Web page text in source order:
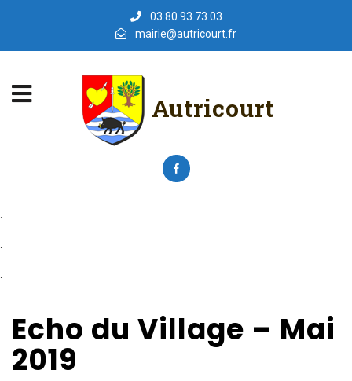
03.80.93.73.03
mairie@autricourt.fr
Autricourt
.
.
.
Echo du Village – Mai
2019